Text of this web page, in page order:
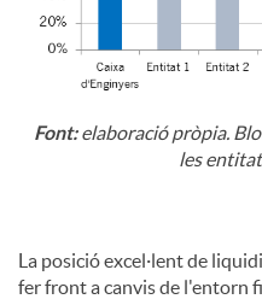
Font:elaboració pròpia.
les
La posició excel·lent de
fer front a canvis de l'entorn